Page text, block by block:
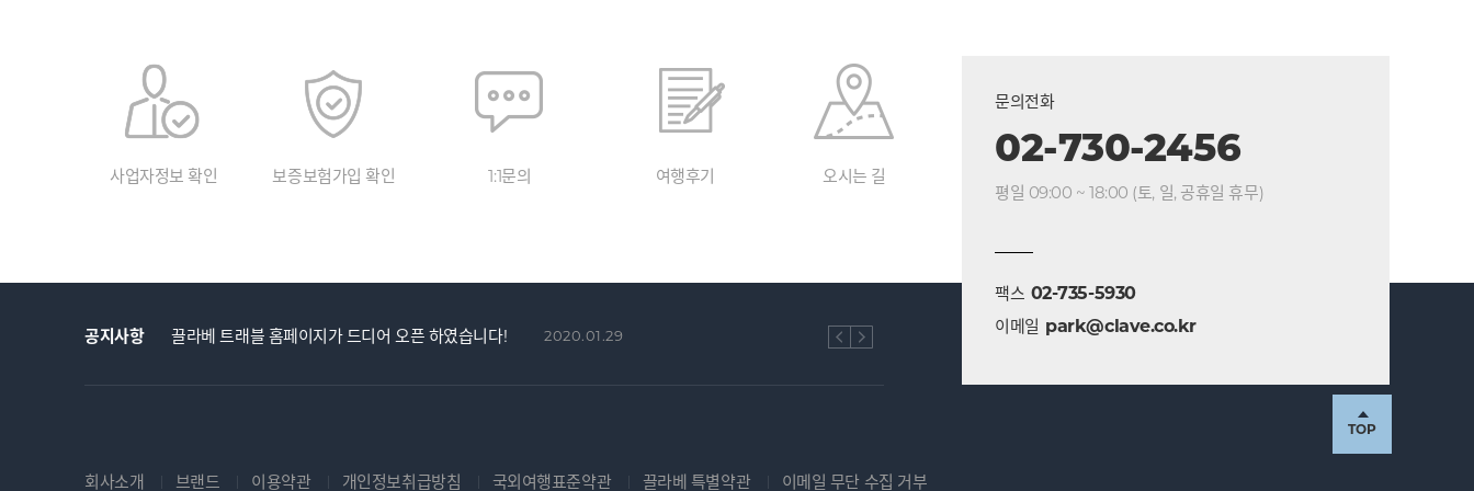
사업자정보 확인 보증보험가입 확인 1:1문의 여행후기 오시는 길
문의전화
02-730-2456
평일 09:00 ~ 18:00 (토, 일, 공휴일 휴무)
팩스 02-735-5930
이메일 park@clave.co.kr
공지사항 끌라베 트래블 홈페이지가 드디어 오픈 하였습니다! 2020.01.29
회사소개 브랜드 이용약관 개인정보취급방침 국외여행표준약관 끌라베 특별약관 이메일 무단 수집 거부
TOP